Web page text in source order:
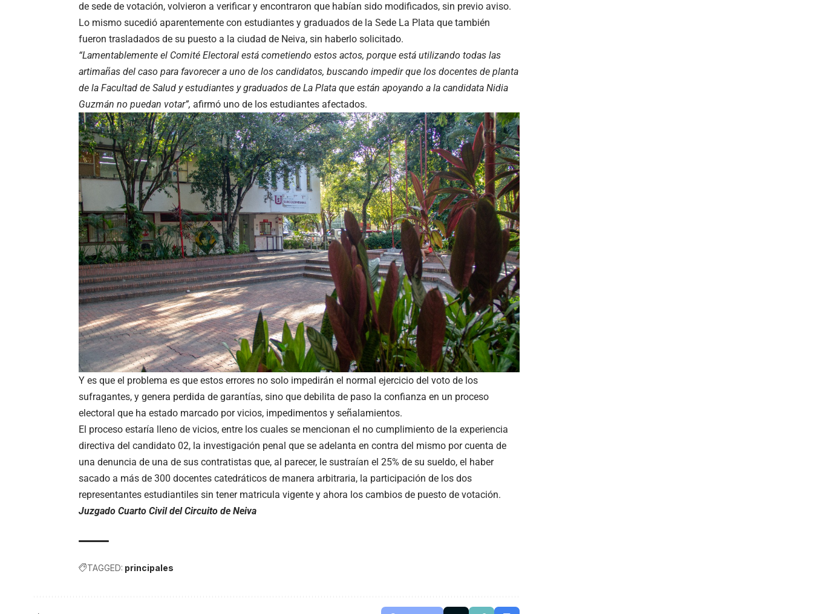
de sede de votación, volvieron a verificar y encontraron que habían sido modificados, sin previo aviso.
Lo mismo sucedió aparentemente con estudiantes y graduados de la Sede La Plata que también
fueron trasladados de su puesto a la ciudad de Neiva, sin haberlo solicitado.
“Lamentablemente el Comité Electoral está cometiendo estos actos, porque está utilizando todas las
artimañas del caso para favorecer a uno de los candidatos, buscando impedir que los docentes de planta
de la Facultad de Salud y estudiantes y graduados de La Plata que están apoyando a la candidata Nidia
Guzmán no puedan votar”, afirmó uno de los estudiantes afectados.
Y es que el problema es que estos errores no solo impedirán el normal ejercicio del voto de los
sufragantes, y genera perdida de garantías, sino que debilita de paso la confianza en un proceso
electoral que ha estado marcado por vicios, impedimentos y señalamientos.
El proceso estaría lleno de vicios, entre los cuales se mencionan el no cumplimiento de la experiencia
directiva del candidato 02, la investigación penal que se adelanta en contra del mismo por cuenta de
una denuncia de una de sus contratistas que, al parecer, le sustraían el 25% de su sueldo, el haber
sacado a más de 300 docentes catedráticos de manera arbitraria, la participación de los dos
representantes estudiantiles sin tener matricula vigente y ahora los cambios de puesto de votación.
Juzgado Cuarto Civil del Circuito de Neiva
TAGGED: principales